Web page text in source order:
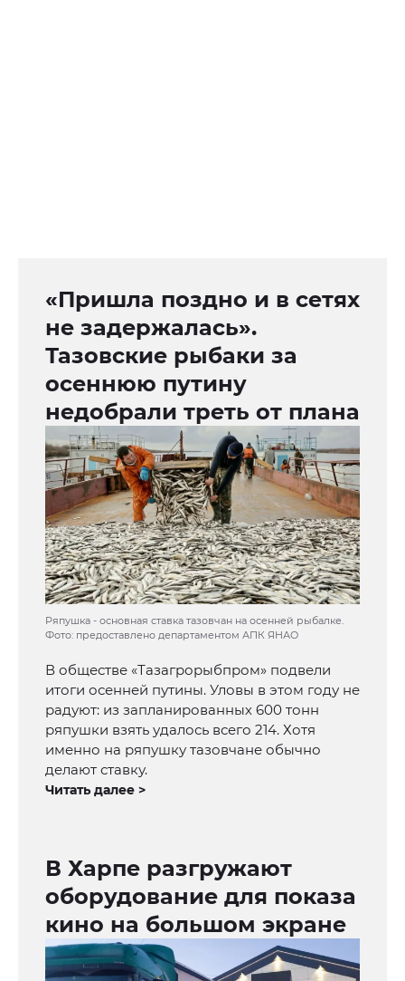
«Пришла поздно и в сетях
не задержалась».
Тазовские рыбаки за
осеннюю путину
недобрали треть от плана
Ряпушка - основная ставка тазовчан на осенней рыбалке.
Фото: предоставлено департаментом АПК ЯНАО
В обществе «Тазагрорыбпром» подвели
итоги осенней путины. Уловы в этом году не
радуют: из запланированных 600 тонн
ряпушки взять удалось всего 214. Хотя
именно на ряпушку тазовчане обычно
делают ставку.
Читать далее >
В Харпе разгружают
оборудование для показа
кино на большом экране